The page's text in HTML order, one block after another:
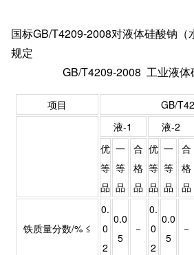
国标GB/T4209-2008对液体硅酸钠（
规定
GB/T4209-2008 工业液体
项目
GB/
液-1
液-2
优
等
品
一
等
品
合
格
品
优
等
品
一
等
品
合
格
品
铁质量分数/% ≤
0.
0
2
0.0
5
－
0.
0
2
0.0
5
－